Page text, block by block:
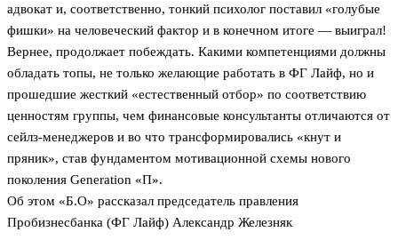
адвокат и, соответственно, тонкий психолог поставил «голубые
фишки» на человеческий фактор и в конечном итоге — выиграл!
Вернее, продолжает побеждать. Какими компетенциями должны
обладать топы, не только желающие работать в ФГ Лайф, но и
прошедшие жесткий «естественный отбор» по соответствию
ценностям группы, чем финансовые консультанты отличаются от
сейлз-менеджеров и во что трансформировались «кнут и
пряник», став фундаментом мотивационной схемы нового
поколения Generation «П».
Об этом «Б.О» рассказал председатель правления
Пробизнесбанка (ФГ Лайф) Александр Железняк